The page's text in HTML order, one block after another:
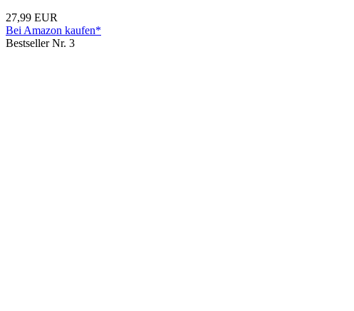
27,99 EUR
Bei Amazon kaufen*
Bestseller Nr. 3